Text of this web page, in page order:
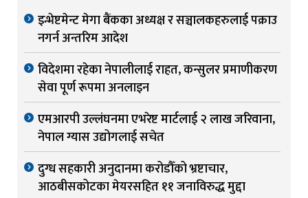
इन्भेष्टमेन्ट मेगा बैंकका अध्यक्ष र सञ्चालकहरुलाई पक्राउ
नगर्न अन्तरिम आदेश
विदेशमा रहेका नेपालीलाई राहत, कन्सुलर प्रमाणीकरण
सेवा पूर्ण रूपमा अनलाइन
एमआरपी उल्लंघनमा एभरेष्ट मार्टलाई २ लाख जरिवाना,
नेपाल ग्यास उद्योगलाई सचेत
दुग्ध सहकारी अनुदानमा करोडौँको भ्रष्टाचार,
आठबीसकोटका मेयरसहित ११ जनाविरुद्ध मुद्दा